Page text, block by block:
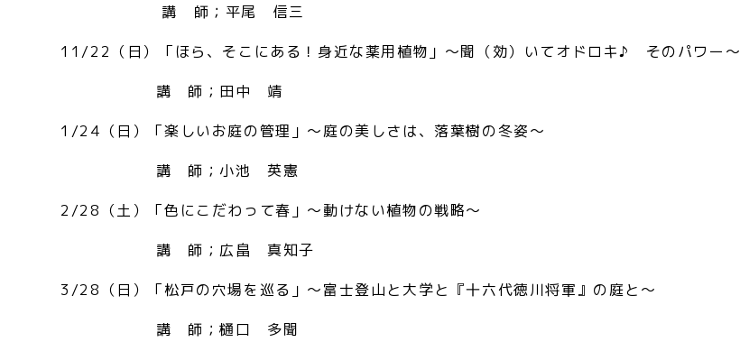
講 師；平尾 信三
11/22（日）「ほら、そこにある！身近な薬用植物」～聞（効）いてオドロキ♪ そのパワー～
講 師；田中 靖
1/24（日）「楽しいお庭の管理」～庭の美しさは、落葉樹の冬姿～
講 師；小池 英憲
2/28（土）「色にこだわって春」～動けない植物の戦略～
講 師；広畠 真知子
3/28（日）「松戸の穴場を巡る」～富士登山と大学と『十六代徳川将軍』の庭と～
講 師；樋口 多聞